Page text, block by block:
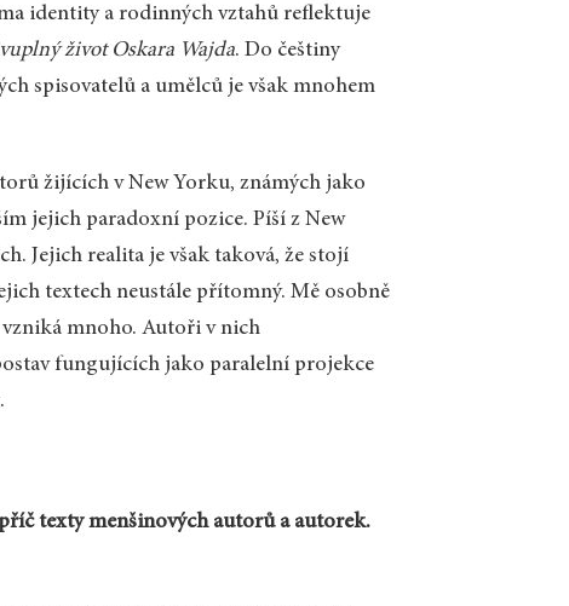
identity a rodinných vztahů reflektuje
život Oskara Wajda. Do češtiny
spisovatelů a umělců je však mnohem
žijících v New Yorku, známých jako
jejich paradoxní pozice. Píší z New
Jejich realita je však taková, že stojí
textech neustále přítomný. Mě osobně
mnoho. Autoři v nich
fungujících jako paralelní projekce
texty menšinových autorů a autorek.